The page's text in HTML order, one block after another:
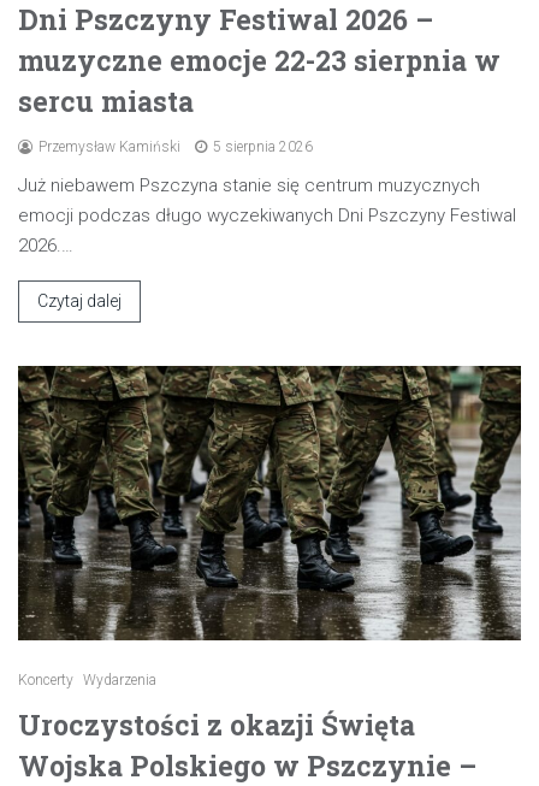
Dni Pszczyny Festiwal 2026 –
muzyczne emocje 22-23 sierpnia w
sercu miasta
Przemysław Kamiński 5 sierpnia 2026
Już niebawem Pszczyna stanie się centrum muzycznych
emocji podczas długo wyczekiwanych Dni Pszczyny Festiwal
2026.…
Czytaj dalej
Koncerty Wydarzenia
Uroczystości z okazji Święta
Wojska Polskiego w Pszczynie –